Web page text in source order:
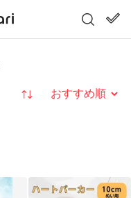
並び替え